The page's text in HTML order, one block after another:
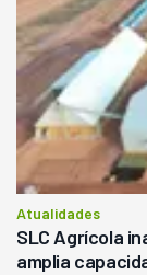
Atualidades
SLC Agrícola
amplia